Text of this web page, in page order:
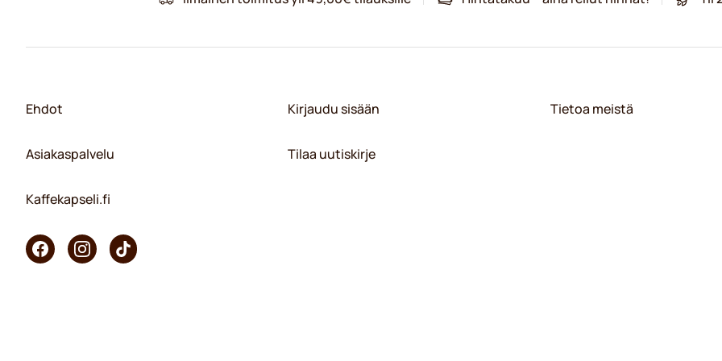
Ehdot
Asiakaspalvelu
Kaffekapseli.fi
Kirjaudu sisään
Tilaa uutiskirje
Tietoa meistä